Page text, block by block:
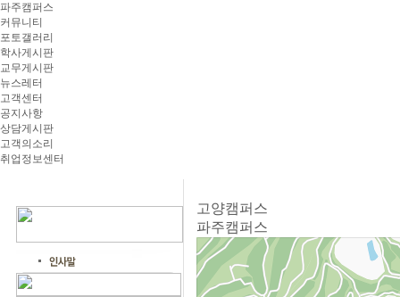
파주캠퍼스
커뮤니티
포토갤러리
학사게시판
교무게시판
뉴스레터
고객센터
공지사항
상담게시판
고객의소리
취업정보센터
고양캠퍼스
파주캠퍼스